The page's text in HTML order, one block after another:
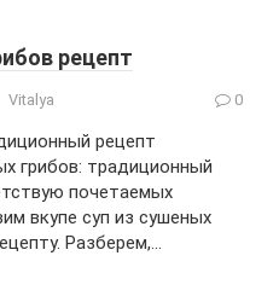
рецепт
Vitalya 0
рецепт
грибов: традиционный
почетаемых
вкупе суп из сушеных
Разберем,…